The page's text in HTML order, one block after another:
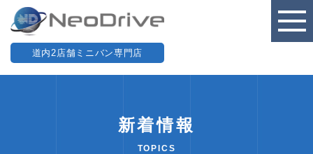
道内2店舗ミニバン専門店
新着情報
TOPICS